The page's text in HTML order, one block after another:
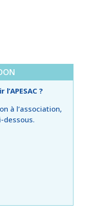
?
à l’association,
dessous.